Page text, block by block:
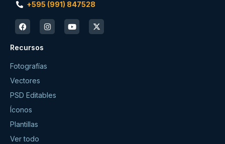
+595 (991) 847528
Recursos
Fotografías
Vectores
PSD Editables
Íconos
Plantillas
Ver todo